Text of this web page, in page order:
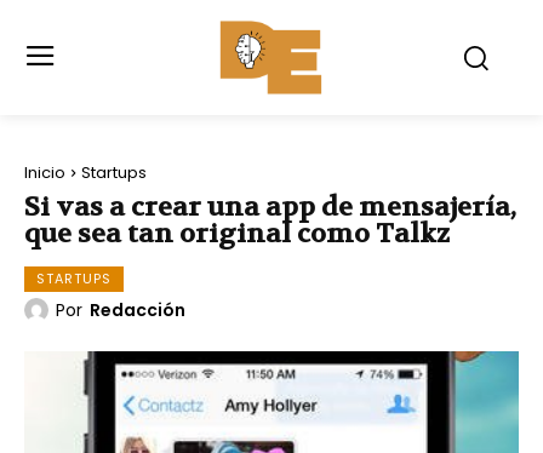
Inicio Startups
Si vas a crear una app de mensajería,
que sea tan original como Talkz
STARTUPS
Por Redacción